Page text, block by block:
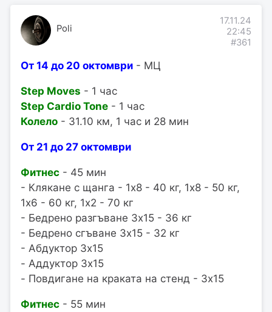
Poli
17.11.24
22:45
#361
От 14 до 20 октомври - МЦ
Step Moves - 1 час
Step Cardio Tone - 1 час
Колело - 31.10 км, 1 час и 28 мин
От 21 до 27 октомври
Фитнес - 45 мин
- Клякане с щанга - 1x8 - 40 кг, 1x8 - 50 кг,
1x6 - 60 кг, 1x2 - 70 кг
- Бедрено разгъване 3x15 - 36 кг
- Бедрено сгъване 3x15 - 32 кг
- Абдуктор 3x15
- Аддуктор 3x15
- Повдигане на краката на стенд - 3x15
Фитнес - 55 мин